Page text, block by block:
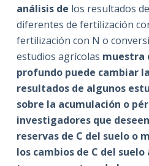
análisis de los resultados
diferentes de fertilización
fertilización con N o
estudios agrícolas muestra
profundo puede cambiar
resultados de algunos
sobre la acumulación o
investigadores que
reservas de C del suelo o
los cambios de C del